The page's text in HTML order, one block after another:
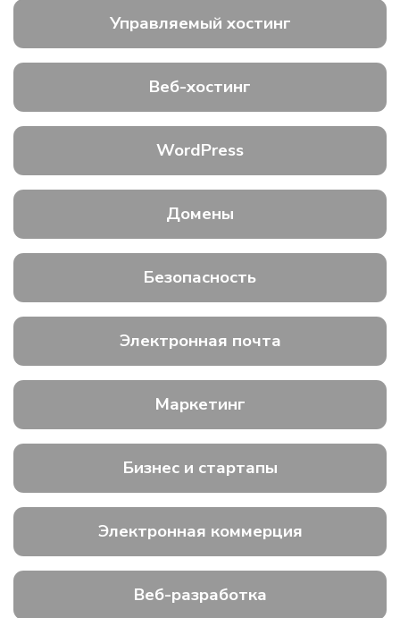
Управляемый хостинг
Веб-хостинг
WordPress
Домены
Безопасность
Электронная почта
Маркетинг
Бизнес и стартапы
Электронная коммерция
Веб-разработка